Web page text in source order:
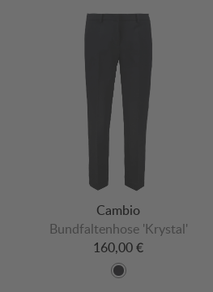
Cambio
Bundfaltenhose 'Krystal'
160,00 €